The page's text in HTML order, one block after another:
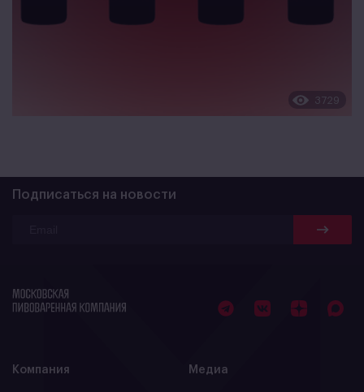
3729
Подписаться на новости
Компания Медиа